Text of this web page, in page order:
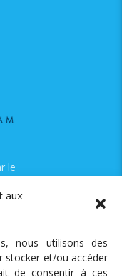
aux
nous utilisons des
stocker et/ou accéder
de consentir à ces
le